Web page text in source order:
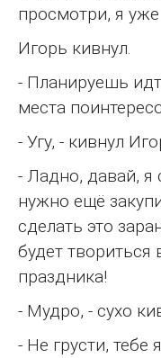
просмотри, я уже
Игорь кивнул.
- Планируешь
места
- Угу, - кивнул
- Ладно, давай, я
нужно ещё
сделать это
будет твориться
праздника!
- Мудро, - сухо
- Не грусти, тебе